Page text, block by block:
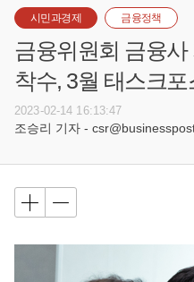
시민과경제 금융정책
금융위원회 금융
착수, 3월 태스크포
2023-02-14 16:13:47
조승리 기자 -